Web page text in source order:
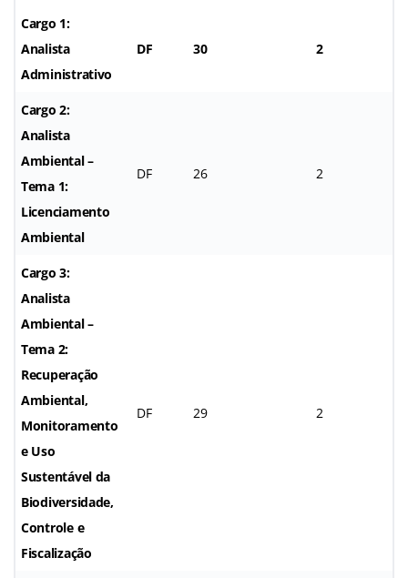
Cargo 1:
Analista
Administrativo
DF 30 2
Cargo 2:
Analista
Ambiental –
Tema 1:
Licenciamento
Ambiental
DF 26 2
Cargo 3:
Analista
Ambiental –
Tema 2:
Recuperação
Ambiental,
Monitoramento
e Uso
Sustentável da
Biodiversidade,
Controle e
Fiscalização
DF 29 2